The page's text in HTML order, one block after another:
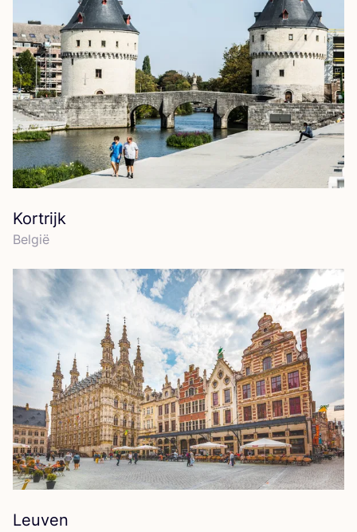
Kortrijk
Bel­gië
Leuven